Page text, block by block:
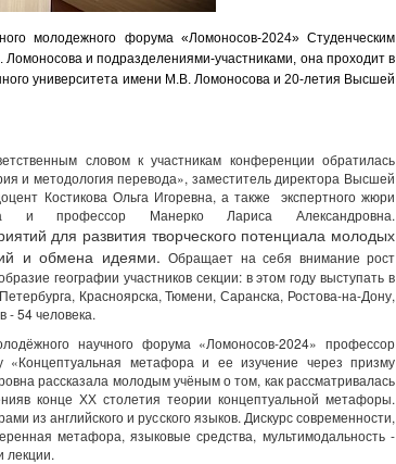
молодежного форума «Ломоносов-2024» Студенческим
и подразделениями-участниками, она проходит в
университета имени М.В. Ломоносова и 20-летия Высшей
словом к участникам конференции обратилась
и методология перевода», заместитель директора Высшей
Костикова Ольга Игоревна, а также экспертного жюри
и профессор Манерко Лариса Александровна.
для развития творческого потенциала молодых
и обмена идеями. Обращает на себя внимание рост
географии участников секции: в этом году выступать в
Красноярска, Тюмени, Саранска, Ростова-на-Дону,
- 54 человека.
научного форума «Ломоносов-2024» профессор
метафора и ее изучение через призму
рассказала молодым учёным о том, как рассматривалась
конце ХХ столетия теории концептуальной метафоры.
из английского и русского языков. Дискурс современности,
метафора, языковые средства, мультимодальность -
лекции.